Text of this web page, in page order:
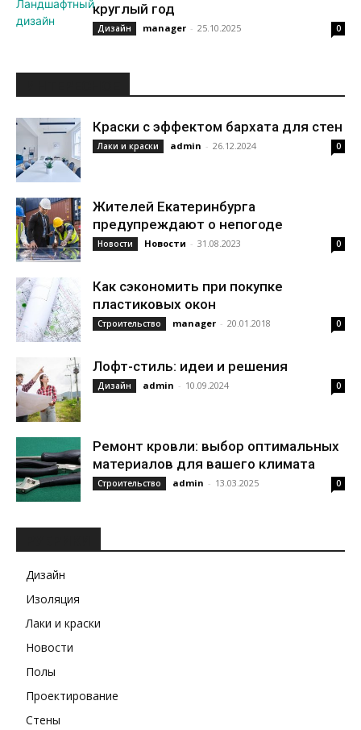
круглый год
Дизайн manager - 25.10.2025 0
Краски с эффектом бархата для стен
Лаки и краски admin - 26.12.2024 0
Жителей Екатеринбурга
предупреждают о непогоде
Новости Новости - 31.08.2023 0
Как сэкономить при покупке
пластиковых окон
Строительство manager - 20.01.2018 0
Лофт-стиль: идеи и решения
Дизайн admin - 10.09.2024 0
Ремонт кровли: выбор оптимальных
материалов для вашего климата
Строительство admin - 13.03.2025 0
Дизайн
Изоляция
Лаки и краски
Новости
Полы
Проектирование
Стены